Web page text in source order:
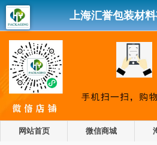
上海汇誉包装材
网站首页 微信商城